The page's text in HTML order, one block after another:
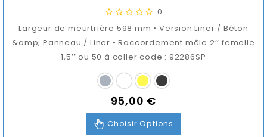
0
Largeur de meurtrière 598 mm • Version Liner / Béton
&amp; Panneau / Liner • Raccordement mâle 2’’ femelle
1,5’’ ou 50 à coller code : 92286SP
Prix
95,00 €
Choisir Options